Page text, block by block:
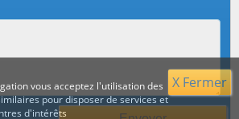
X Fermer
vous acceptez l'utilisation des
pour disposer de services et
d'intérêts